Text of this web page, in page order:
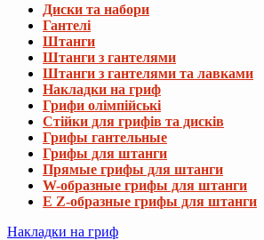
Диски та набори
Гантелі
Штанги
Штанги з гантелями
Штанги з гантелями та лавками
Накладки на гриф
Грифи олімпійські
Стійки для грифів та дисків
Грифы гантельные
Грифы для штанги
Прямые грифы для штанги
W-образные грифы для штанги
E Z-образные грифы для штанги
Накладки на гриф